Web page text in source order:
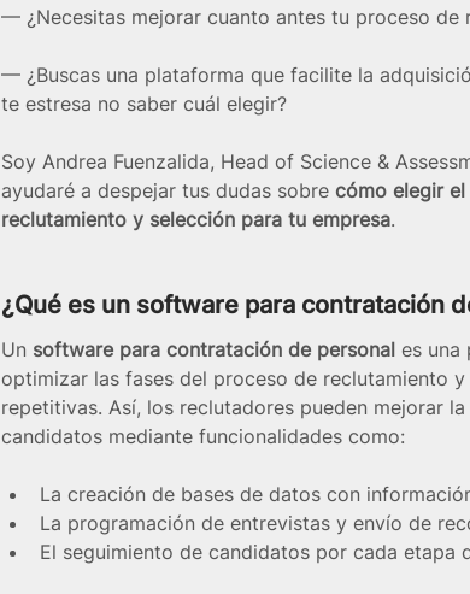
— ¿Necesitas mejorar cuanto antes tu proceso de
— ¿Buscas una plataforma que facilite la
te estresa no saber cuál elegir?
Soy Andrea Fuenzalida, Head of Science &
ayudaré a despejar tus dudas sobre cómo elegir
reclutamiento y selección para tu empresa.
¿Qué es un software para contratación
Un software para contratación de personal es una
optimizar las fases del proceso de reclutamiento
repetitivas. Así, los reclutadores pueden mejorar
candidatos mediante funcionalidades como:
La creación de bases de datos con
La programación de entrevistas y envío de
El seguimiento de candidatos por cada etapa